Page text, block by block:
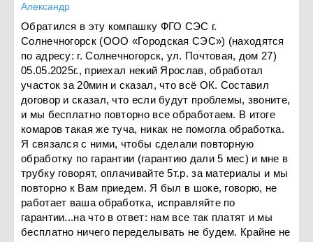
Александр
Обратился в эту компашку ФГО СЭС г.
Солнечногорск (ООО «Городская СЭС») (находятся
по адресу: г. Солнечногорск, ул. Почтовая, дом 27)
05.05.2025г., приехал некий Ярослав, обработал
участок за 20мин и сказал, что всё ОК. Составил
договор и сказал, что если будут проблемы, звоните,
и мы бесплатно повторно все обработаем. В итоге
комаров такая же туча, никак не помогла обработка.
Я связался с ними, чтобы сделали повторную
обработку по гарантии (гарантию дали 5 мес) и мне в
трубку говорят, оплачивайте 5т.р. за материалы и мы
повторно к Вам приедем. Я был в шоке, говорю, не
работает ваша обработка, исправляйте по
гарантии...на что в ответ: нам все так платят и мы
бесплатно ничего переделывать не будем. Крайне не